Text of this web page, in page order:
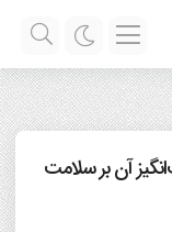
آن بر سلامت